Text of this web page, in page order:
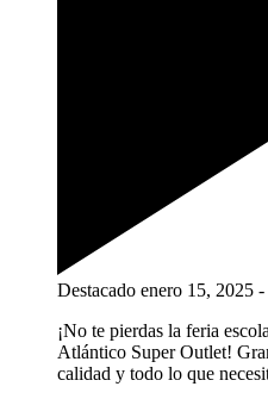
Destacado enero 15, 2025 -
¡No te pierdas la feria
Atlántico Super Outlet!
calidad y todo lo que